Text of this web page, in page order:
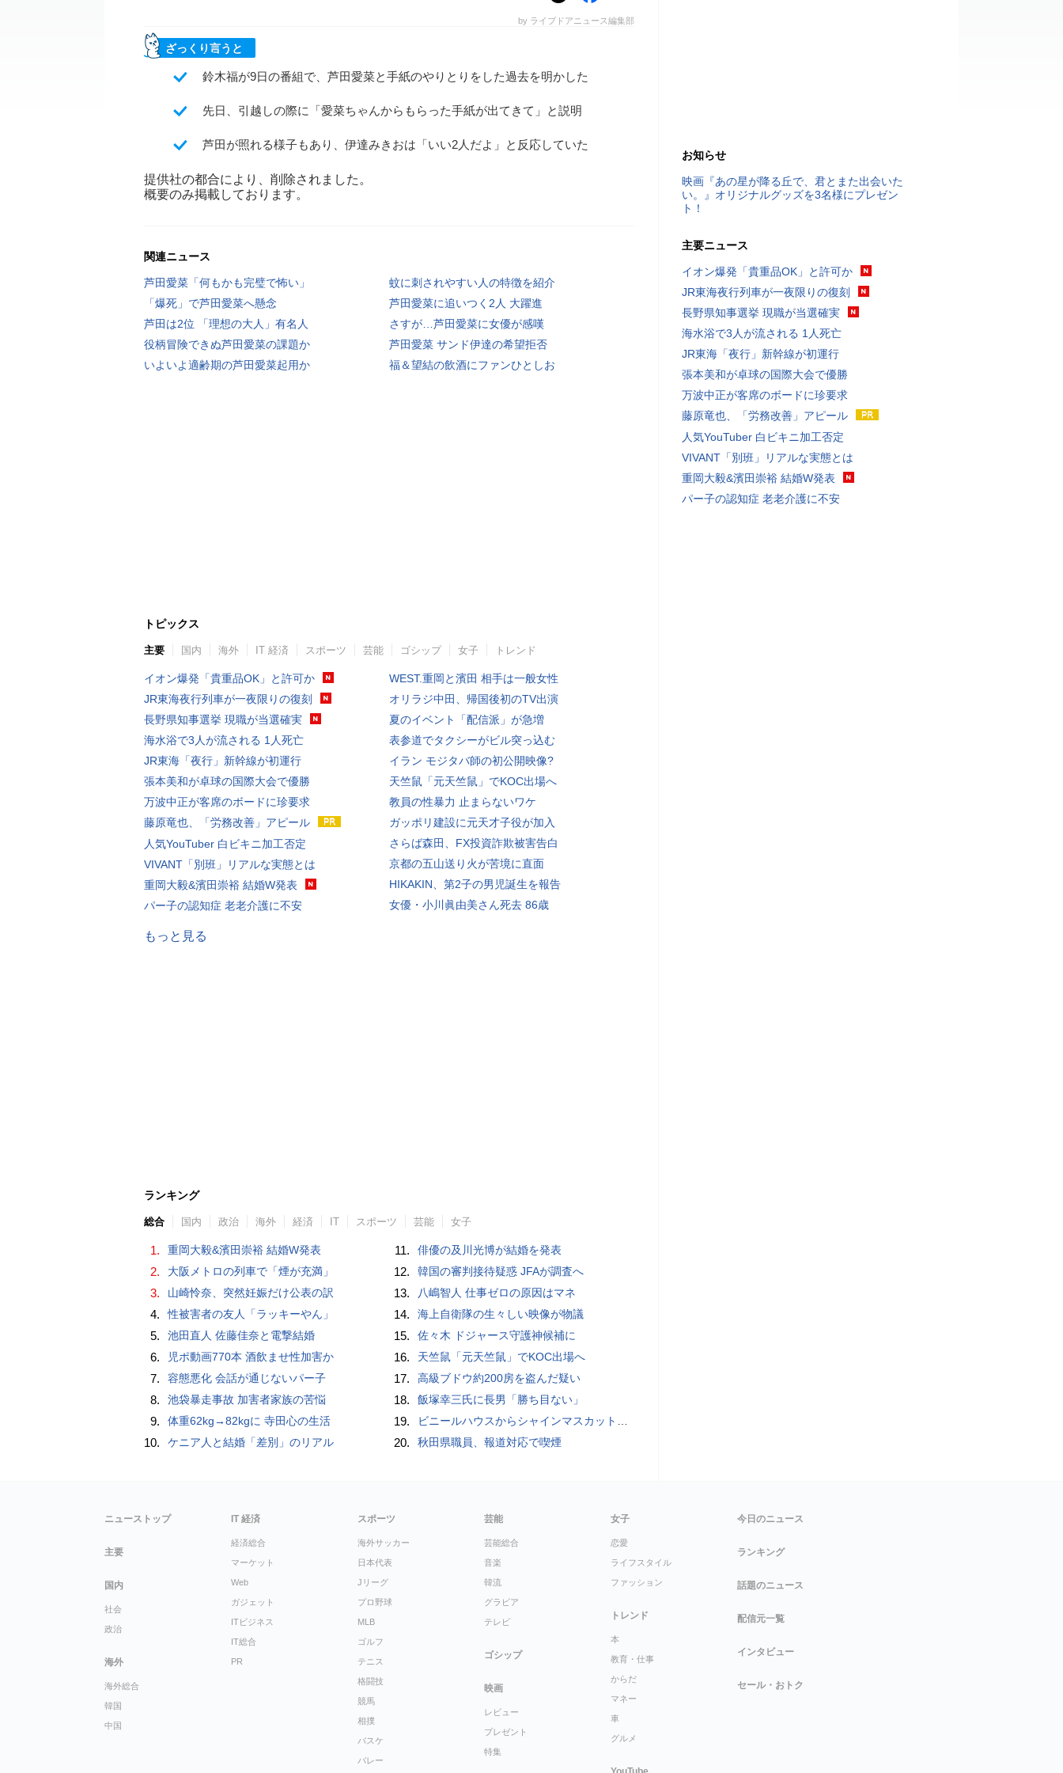
by ライブドアニュース編集部
ざっくり言うと
鈴木福が9日の番組で、芦田愛菜と手紙のやりとりをした過去を明かした
先日、引越しの際に「愛菜ちゃんからもらった手紙が出てきて」と説明
芦田が照れる様子もあり、伊達みきおは「いい2人だよ」と反応していた
提供社の都合により、削除されました。
概要のみ掲載しております。
関連ニュース
芦田愛菜「何もかも完璧で怖い」
蚊に刺されやすい人の特徴を紹介
「爆死」で芦田愛菜へ懸念
芦田愛菜に追いつく2人 大躍進
芦田は2位 「理想の大人」有名人
さすが…芦田愛菜に女優が感嘆
役柄冒険できぬ芦田愛菜の課題か
芦田愛菜 サンド伊達の希望拒否
いよいよ適齢期の芦田愛菜起用か
福＆望結の飲酒にファンひとしお
トピックス
主要 国内 海外 IT 経済 スポーツ 芸能 ゴシップ 女子 トレンド
イオン爆発「貴重品OK」と許可か
JR東海夜行列車が一夜限りの復刻
長野県知事選挙 現職が当選確実
海水浴で3人が流される 1人死亡
JR東海「夜行」新幹線が初運行
張本美和が卓球の国際大会で優勝
万波中正が客席のボードに珍要求
藤原竜也、「労務改善」アピール
人気YouTuber 白ビキニ加工否定
VIVANT「別班」リアルな実態とは
重岡大毅&濱田崇裕 結婚W発表
パー子の認知症 老老介護に不安
WEST.重岡と濱田 相手は一般女性
オリラジ中田、帰国後初のTV出演
夏のイベント「配信派」が急増
表参道でタクシーがビル突っ込む
イラン モジタバ師の初公開映像?
天竺鼠「元天竺鼠」でKOC出場へ
教員の性暴力 止まらないワケ
ガッポリ建設に元天才子役が加入
さらば森田、FX投資詐欺被害告白
京都の五山送り火が苦境に直面
HIKAKIN、第2子の男児誕生を報告
女優・小川眞由美さん死去 86歳
もっと見る
ランキング
総合 国内 政治 海外 経済 IT スポーツ 芸能 女子
1. 重岡大毅&濱田崇裕 結婚W発表
2. 大阪メトロの列車で「煙が充満」
3. 山崎怜奈、突然妊娠だけ公表の訳
4. 性被害者の友人「ラッキーやん」
5. 池田直人 佐藤佳奈と電撃結婚
6. 児ポ動画770本 酒飲ませ性加害か
7. 容態悪化 会話が通じないパー子
8. 池袋暴走事故 加害者家族の苦悩
9. 体重62kg→82kgに 寺田心の生活
10. ケニア人と結婚「差別」のリアル
11. 俳優の及川光博が結婚を発表
12. 韓国の審判接待疑惑 JFAが調査へ
13. 八嶋智人 仕事ゼロの原因はマネ
14. 海上自衛隊の生々しい映像が物議
15. 佐々木 ドジャース守護神候補に
16. 天竺鼠「元天竺鼠」でKOC出場へ
17. 高級ブドウ約200房を盗んだ疑い
18. 飯塚幸三氏に長男「勝ち目ない」
19. ビニールハウスからシャインマスカット約200房を盗んだ疑い ネットで販売か 無職の男（42）逮捕 岡山県警
20. 秋田県職員、報道対応で喫煙
お知らせ
映画『あの星が降る丘で、君とまた出会いた
い。』オリジナルグッズを3名様にプレゼン
ト！
主要ニュース
イオン爆発「貴重品OK」と許可か
JR東海夜行列車が一夜限りの復刻
長野県知事選挙 現職が当選確実
海水浴で3人が流される 1人死亡
JR東海「夜行」新幹線が初運行
張本美和が卓球の国際大会で優勝
万波中正が客席のボードに珍要求
藤原竜也、「労務改善」アピール
人気YouTuber 白ビキニ加工否定
VIVANT「別班」リアルな実態とは
重岡大毅&濱田崇裕 結婚W発表
パー子の認知症 老老介護に不安
ニューストップ
主要
国内
社会
政治
海外
海外総合
韓国
中国
IT 経済
経済総合
マーケット
Web
ガジェット
ITビジネス
IT総合
PR
スポーツ
海外サッカー
日本代表
Jリーグ
プロ野球
MLB
ゴルフ
テニス
格闘技
競馬
相撲
バスケ
バレー
芸能
芸能総合
音楽
韓流
グラビア
テレビ
ゴシップ
映画
レビュー
プレゼント
特集
女子
恋愛
ライフスタイル
ファッション
トレンド
本
教育・仕事
からだ
マネー
車
グルメ
今日のニュース
ランキング
話題のニュース
配信元一覧
インタビュー
セール・おトク